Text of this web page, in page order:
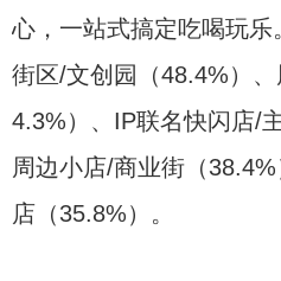
心，一站式搞定吃喝玩
街区/文创园（48.4%）
4.3%）、IP联名快闪店/
周边小店/商业街（
店（35.8%）。